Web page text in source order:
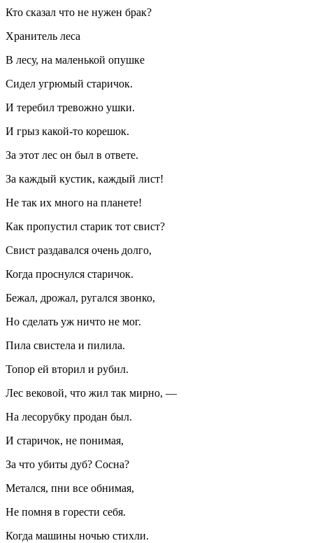
Кто сказал что не нужен брак?
Хранитель леса
В лесу, на маленькой опушке
Сидел угрюмый старичок.
И теребил тревожно ушки.
И грыз какой-то корешок.
За этот лес он был в ответе.
За каждый кустик, каждый лист!
Не так их много на планете!
Как пропустил старик тот свист?
Свист раздавался очень долго,
Когда проснулся старичок.
Бежал, дрожал, ругался звонко,
Но сделать уж ничто не мог.
Пила свистела и пилила.
Топор ей вторил и рубил.
Лес вековой, что жил так мирно, —
На лесорубку продан был.
И старичок, не понимая,
За что убиты дуб? Сосна?
Метался, пни все обнимая,
Не помня в горести себя.
Когда машины ночью стихли.